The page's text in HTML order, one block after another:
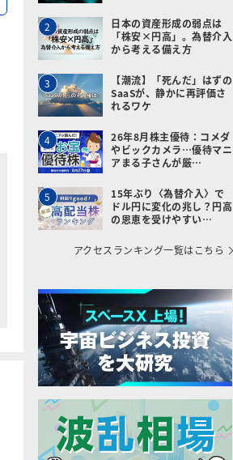
2
日本の資産形成の弱点は
「株安×円高」。為替介入
から考える備え方
3
【潮流】「死んだ」はずの
SaaSが、静かに再評価さ
れるワケ
4
26年8月株主優待：コメダ
やビックカメラ…優待マニ
アまる子さんが厳…
5
15年ぶり〈為替介入〉で
ドル円に変化の兆し？円高
の恩恵を受けやすい…
アクセスランキング一覧はこちら